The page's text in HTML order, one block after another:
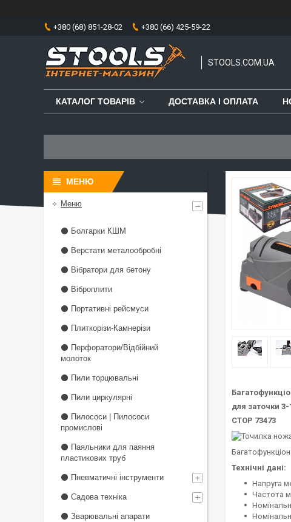
+380 (68) 851-28-02 +380 (66) 425-59-22
STOOLS.COM.UA
КАТАЛОГ ТОВАРІВ ДОСТАВКА І ОПЛАТА
для заточки
СТОР 73473
Технічні дані:
Напруга
Частота
Меню
⚫ Болгарки КШМ
⚫ Верстати металообробні
⚫ Вібратори для бетону
⚫ Віброплити
⚫ Портативні рейсмуси
⚫ Плиткорізи-Камнерізи
⚫ Перфоратори/Відбійний
молоток
⚫ Пили торцювальні
⚫ Пили циркулярні
⚫ Пилососи | Пилососи
промислові
⚫ Паяльники для паяння
пластикових труб
⚫ Пневматичні інструменти
⚫ Садова техніка
⚫ Зварювальні апарати